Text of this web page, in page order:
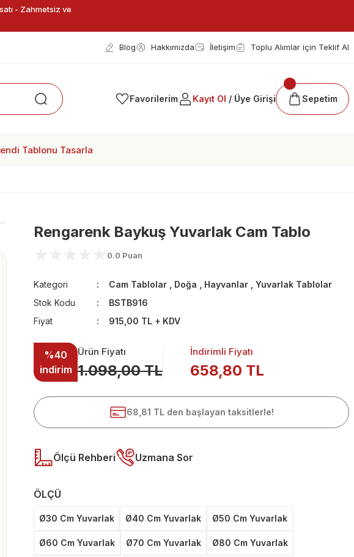
- Zahmetsiz ve
Blog Hakkımızda İletişim Toplu Alımlar için Teklif Al
Favorilerim Kayıt Ol / Üye Girişi Sepetim
Tablonu Tasarla
Rengarenk Baykuş Yuvarlak Cam Tablo
0.0 Puan
Kategori Cam Tablolar Doğa Hayvanlar ,Yuvarlak Tablolar
Stok Kodu
BSTB916
Fiyat
915,00 TL + KDV
%40
indirim
Ürün Fiyatı
1.098,00 TL
İndirimli Fiyatı
658,80 TL
68,81 TL den başlayan taksitlerle!
Ölçü Rehberi Uzmana Sor
ÖLÇÜ
Ø30 Cm Yuvarlak Ø40 Cm Yuvarlak Ø50 Cm Yuvarlak
Ø60 Cm Yuvarlak Ø70 Cm Yuvarlak Ø80 Cm Yuvarlak